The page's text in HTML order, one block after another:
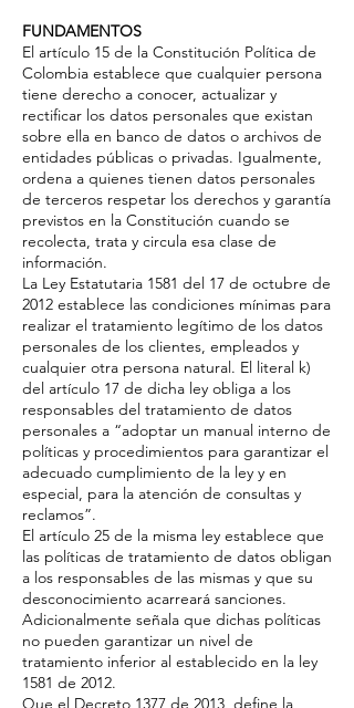
FUNDAMENTOS
El artículo 15 de la Constitución Política de
Colombia establece que cualquier persona
tiene derecho a conocer, actualizar y
rectificar los datos personales que existan
sobre ella en banco de datos o archivos de
entidades públicas o privadas. Igualmente,
ordena a quienes tienen datos personales
de terceros respetar los derechos y garantía
previstos en la Constitución cuando se
recolecta, trata y circula esa clase de
información.
La Ley Estatutaria 1581 del 17 de octubre de
2012 establece las condiciones mínimas para
realizar el tratamiento legítimo de los datos
personales de los clientes, empleados y
cualquier otra persona natural. El literal k)
del artículo 17 de dicha ley obliga a los
responsables del tratamiento de datos
personales a “adoptar un manual interno de
políticas y procedimientos para garantizar el
adecuado cumplimiento de la ley y en
especial, para la atención de consultas y
reclamos”.
El artículo 25 de la misma ley establece que
las políticas de tratamiento de datos obligan
a los responsables de las mismas y que su
desconocimiento acarreará sanciones.
Adicionalmente señala que dichas políticas
no pueden garantizar un nivel de
tratamiento inferior al establecido en la ley
1581 de 2012.
Que el Decreto 1377 de 2013, define la